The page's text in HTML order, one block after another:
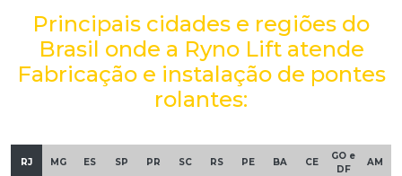
Principais cidades e regiões do
Brasil onde a Ryno Lift atende
Fabricação e instalação de pontes
rolantes:
RJ MG ES SP PR SC RS PE BA CE
GO e
DF
AM